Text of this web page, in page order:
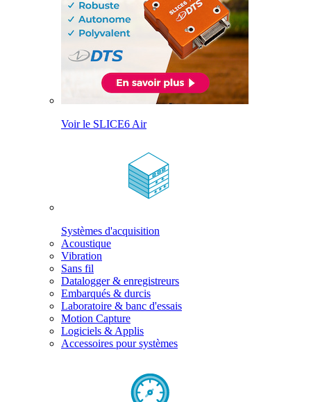
Voir le SLICE6 Air
Systèmes d'acquisition
Acoustique
Vibration
Sans fil
Datalogger & enregistreurs
Embarqués & durcis
Laboratoire & banc d'essais
Motion Capture
Logiciels & Applis
Accessoires pour systèmes